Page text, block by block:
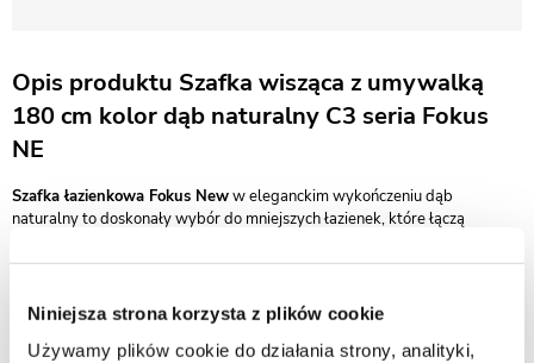
Niniejsza strona korzysta z plików cookie
Używamy plików cookie do działania strony, analityki,
Opis produktu Szafka wisząca z umywalką
180 cm kolor dąb naturalny C3 seria Fokus
NE
Szafka łazienkowa Fokus Neww eleganckim wykończeniu dąb
naturalny to doskonały wybór do mniejszych łazienek, które łączą
drewna wprowadzają do wnętrza przytulny, naturalny klimat, idealnie
ergonomicznej formie, która nie tylko dobrze się prezentuje, ale również